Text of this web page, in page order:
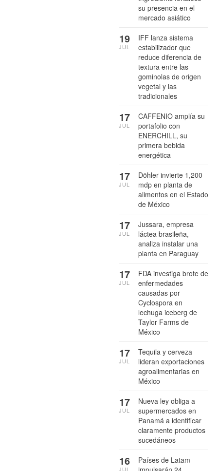
su presencia en el
mercado asiático
IFF lanza sistema
estabilizador que
reduce diferencia de
textura entre las
gominolas de origen
vegetal y las
tradicionales
19
JUL
CAFFENIO amplía su
portafolio con
ENERCHILL, su
primera bebida
energética
17
JUL
Döhler invierte 1,200
mdp en planta de
alimentos en el Estado
de México
17
JUL
Jussara, empresa
láctea brasileña,
analiza instalar una
planta en Paraguay
17
JUL
FDA investiga brote de
enfermedades
causadas por
Cyclospora en
lechuga iceberg de
Taylor Farms de
México
17
JUL
Tequila y cerveza
lideran exportaciones
agroalimentarias en
México
17
JUL
Nueva ley obliga a
supermercados en
Panamá a identificar
claramente productos
sucedáneos
17
JUL
Países de Latam
16
JUL